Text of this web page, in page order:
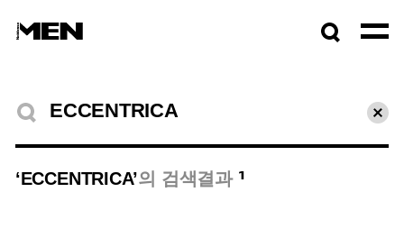
검색결과
초기
‘ECCENTRICA’의 검색결과 1